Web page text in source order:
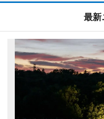
最新